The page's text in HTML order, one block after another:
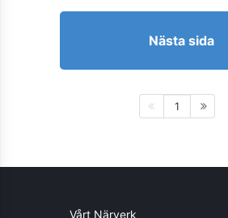
Nästa sida
1
Vårt Närverk